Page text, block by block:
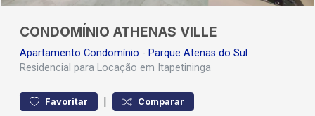
CONDOMÍNIO ATHENAS VILLE
Apartamento Condomínio - Parque Atenas do Sul
Residencial para Locação em Itapetininga
Favoritar | Comparar